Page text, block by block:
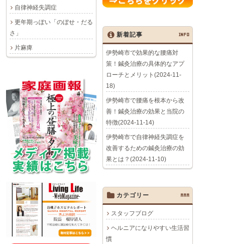
自律神経失調症
更年期っぽい「のぼせ・だる
さ」
片麻痺
新着記事 INFO
伊勢崎市で効果的な腰痛対
策！鍼灸治療の具体的なアプ
ローチとメリット(2024-11-
18)
伊勢崎市で腰痛を根本から改
善！鍼灸治療の効果と当院の
特徴(2024-11-14)
伊勢崎市で自律神経失調症を
改善するための鍼灸治療の効
果とは？(2024-11-10)
カテゴリー AAA
スタッフブログ
ヘルニアになりやすい生活習
慣